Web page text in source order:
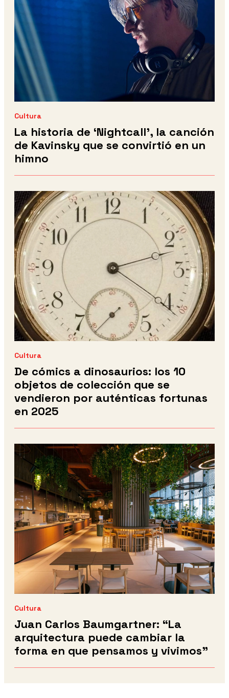
Cultura
La historia de ‘Nightcall’, la canción
de Kavinsky que se convirtió en un
himno
Cultura
De cómics a dinosaurios: los 10
objetos de colección que se
vendieron por auténticas fortunas
en 2025
Cultura
Juan Carlos Baumgartner: “La
arquitectura puede cambiar la
forma en que pensamos y vivimos”